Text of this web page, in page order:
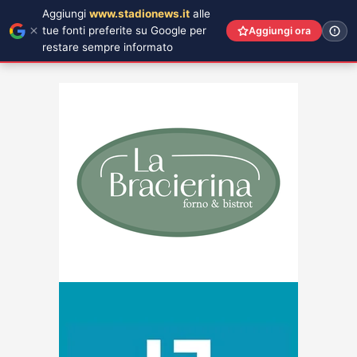
Aggiungi www.stadionews.it alle
tue fonti preferite su Google per
restare sempre informato
Aggiungi ora